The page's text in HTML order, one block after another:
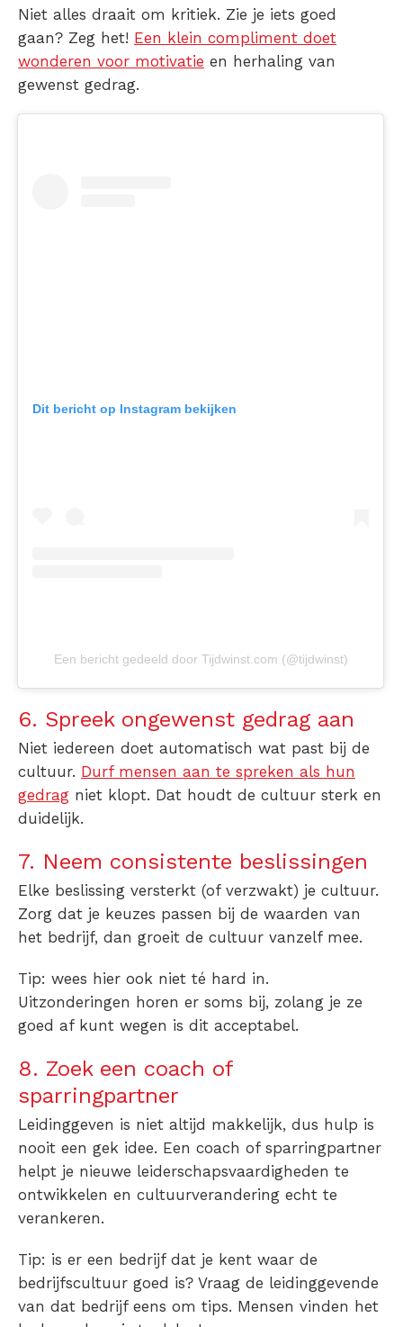
Niet alles draait om kritiek. Zie je iets goed
gaan? Zeg het! Een klein compliment doet
wonderen voor motivatie en herhaling van
gewenst gedrag.
Dit bericht op Instagram bekijken
Een bericht gedeeld door Tijdwinst.com (@tijdwinst)
6. Spreek ongewenst gedrag aan
Niet iedereen doet automatisch wat past bij de
cultuur. Durf mensen aan te spreken als hun
gedrag niet klopt. Dat houdt de cultuur sterk en
duidelijk.
7. Neem consistente beslissingen
Elke beslissing versterkt (of verzwakt) je cultuur.
Zorg dat je keuzes passen bij de waarden van
het bedrijf, dan groeit de cultuur vanzelf mee.
Tip: wees hier ook niet té hard in.
Uitzonderingen horen er soms bij, zolang je ze
goed af kunt wegen is dit acceptabel.
8. Zoek een coach of
sparringpartner
Leidinggeven is niet altijd makkelijk, dus hulp is
nooit een gek idee. Een coach of sparringpartner
helpt je nieuwe leiderschapsvaardigheden te
ontwikkelen en cultuurverandering echt te
verankeren.
Tip: is er een bedrijf dat je kent waar de
bedrijfscultuur goed is? Vraag de leidinggevende
van dat bedrijf eens om tips. Mensen vinden het